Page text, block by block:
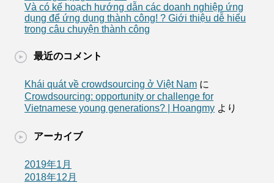
Và có kế hoạch hướng dẫn các doanh nghiệp ứng
dụng để ứng dụng thành công! ? Giới thiệu dễ hiểu
trong câu chuyện thành công
最近のコメント
Khái quát về crowdsourcing ở Việt Nam に
Crowdsourcing: opportunity or challenge for
Vietnamese young generations? | Hoangmy より
アーカイブ
2019年1月
2018年12月